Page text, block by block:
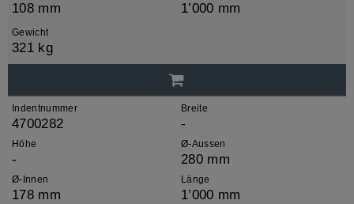
108 mm 1’000 mm
Gewicht
321 kg
Indentnummer
4700282
Breite
-
Höhe
-
Ø-Aussen
280 mm
Ø-Innen
178 mm
Länge
1’000 mm